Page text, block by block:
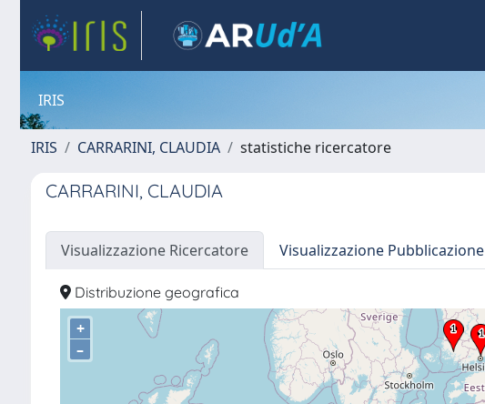
IRIS
IRIS CARRARINI, CLAUDIA statistiche ricercatore
CARRARINI, CLAUDIA
Visualizzazione Ricercatore Visualizzazione Pubblicazione
Distribuzione geografica
+
–